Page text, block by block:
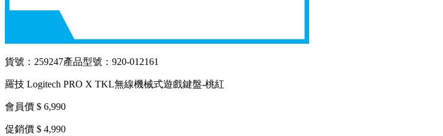
貨號：259247產品型號：920-012161
羅技 Logitech PRO X TKL無線機械式遊戲鍵盤-桃紅
會員價 $ 6,990
促銷價 $ 4,990